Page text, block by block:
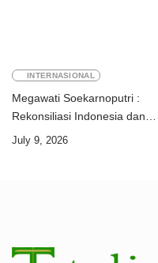
INTERNASIONAL
Megawati Soekarnoputri :
Rekonsiliasi Indonesia dan
Timor-Leste jadi teladan dunia
July 9, 2026